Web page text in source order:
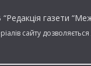
газети
сайту